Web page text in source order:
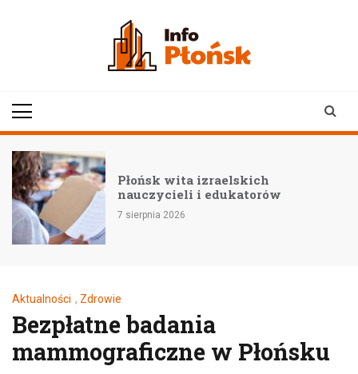
Płońsk wita izraelskich
nauczycieli i edukatorów
7 sierpnia 2026
Aktualności , Zdrowie
Bezpłatne badania
mammograficzne w Płońsku